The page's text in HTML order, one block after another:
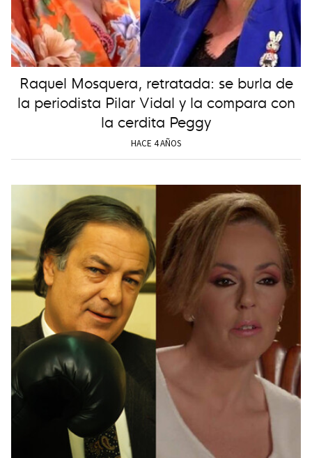
Raquel Mosquera, retratada: se burla de
la periodista Pilar Vidal y la compara con
la cerdita Peggy
HACE 4 AÑOS